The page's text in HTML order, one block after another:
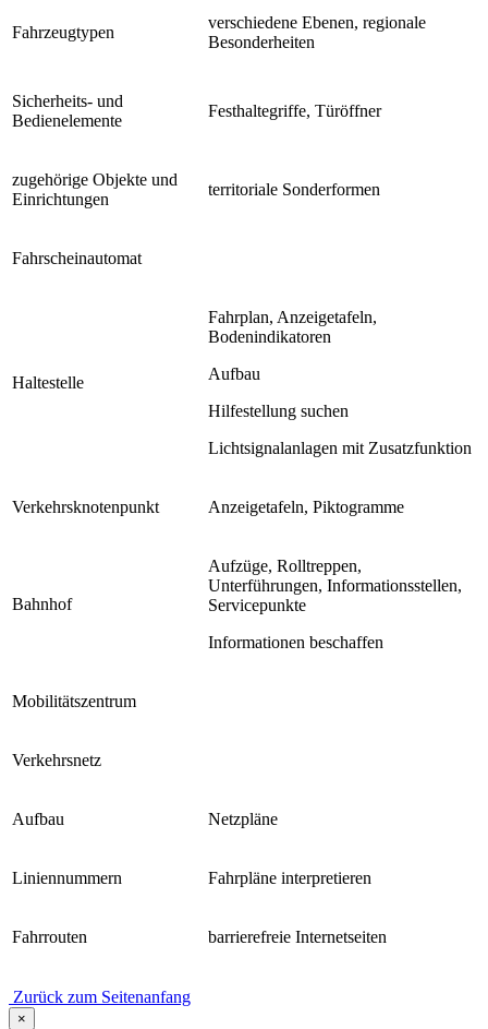
Fahrzeugtypen
verschiedene Ebenen, regionale
Besonderheiten
Sicherheits- und
Bedienelemente
Festhaltegriffe, Türöffner
zugehörige Objekte und
Einrichtungen
territoriale Sonderformen
Fahrscheinautomat
Haltestelle
Fahrplan, Anzeigetafeln,
Bodenindikatoren
Aufbau
Hilfestellung suchen
Lichtsignalanlagen mit Zusatzfunktion
Verkehrsknotenpunkt Anzeigetafeln, Piktogramme
Bahnhof
Aufzüge, Rolltreppen,
Unterführungen, Informationsstellen,
Servicepunkte
Informationen beschaffen
Mobilitätszentrum
Verkehrsnetz
Aufbau Netzpläne
Liniennummern Fahrpläne interpretieren
Fahrrouten barrierefreie Internetseiten
Zurück zum Seitenanfang
×